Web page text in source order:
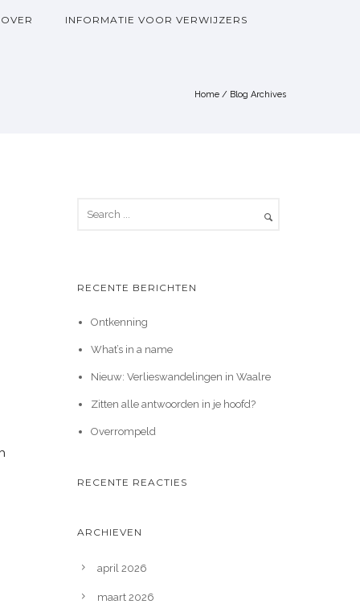
OVER INFORMATIE VOOR VERWIJZERS
Home / Blog Archives
RECENTE BERICHTEN
Ontkenning
What’s in a name
Nieuw: Verlieswandelingen in Waalre
Zitten alle antwoorden in je hoofd?
Overrompeld
RECENTE REACTIES
ARCHIEVEN
april 2026
maart 2026